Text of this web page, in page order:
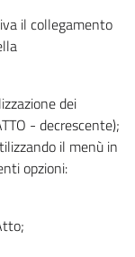
il collegamento
dei
- decrescente);
il menù in
opzioni: